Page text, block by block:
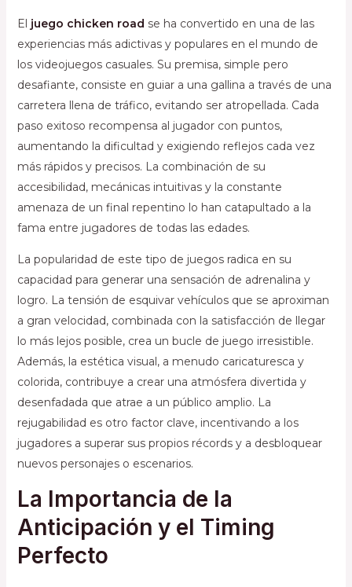
El juego chicken road se ha convertido en una de las
experiencias más adictivas y populares en el mundo de
los videojuegos casuales. Su premisa, simple pero
desafiante, consiste en guiar a una gallina a través de una
carretera llena de tráfico, evitando ser atropellada. Cada
paso exitoso recompensa al jugador con puntos,
aumentando la dificultad y exigiendo reflejos cada vez
más rápidos y precisos. La combinación de su
accesibilidad, mecánicas intuitivas y la constante
amenaza de un final repentino lo han catapultado a la
fama entre jugadores de todas las edades.
La popularidad de este tipo de juegos radica en su
capacidad para generar una sensación de adrenalina y
logro. La tensión de esquivar vehículos que se aproximan
a gran velocidad, combinada con la satisfacción de llegar
lo más lejos posible, crea un bucle de juego irresistible.
Además, la estética visual, a menudo caricaturesca y
colorida, contribuye a crear una atmósfera divertida y
desenfadada que atrae a un público amplio. La
rejugabilidad es otro factor clave, incentivando a los
jugadores a superar sus propios récords y a desbloquear
nuevos personajes o escenarios.
La Importancia de la
Anticipación y el Timing
Perfecto